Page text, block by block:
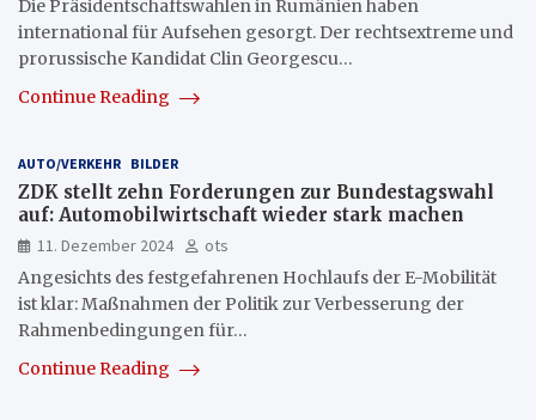
Die Präsidentschaftswahlen in Rumänien haben
international für Aufsehen gesorgt. Der rechtsextreme und
prorussische Kandidat Clin Georgescu…
Continue Reading
AUTO/VERKEHR BILDER
ZDK stellt zehn Forderungen zur Bundestagswahl
auf: Automobilwirtschaft wieder stark machen
11. Dezember 2024
ots
Angesichts des festgefahrenen Hochlaufs der E-Mobilität
ist klar: Maßnahmen der Politik zur Verbesserung der
Rahmenbedingungen für…
Continue Reading